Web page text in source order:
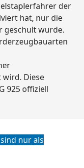
der
hat, nur die
geschult wurde.
Diese
925 offiziell
nur als